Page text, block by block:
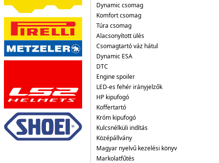
Dynamic csomag
Komfort csomag
Túra csomag
Alacsonyított ülés
Csomagtartó váz hátul
Dynamic ESA
DTC
Engine spoiler
LED-es fehér irányjelzők
HP kipufogó
Koffertartó
Króm kipufogó
Kulcsnélküli indítás
Középállvány
Magyar nyelvű kezelési könyv
Markolatfűtés